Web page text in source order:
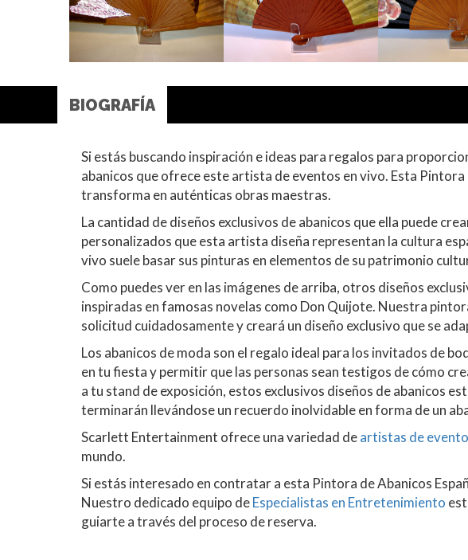
BIOGRAFÍA
Si estás buscando inspiración e ideas para regalos para
abanicos que ofrece este artista de eventos en vivo. Esta
transforma en auténticas obras maestras.
La cantidad de diseños exclusivos de abanicos que ella puede
personalizados que esta artista diseña representan la cultura
vivo suele basar sus pinturas en elementos de su patrimonio
Como puedes ver en las imágenes de arriba, otros diseños
inspiradas en famosas novelas como Don Quijote. Nuestra
solicitud cuidadosamente y creará un diseño exclusivo que se
Los abanicos de moda son el regalo ideal para los invitados de
en tu fiesta y permitir que las personas sean testigos de cómo
a tu stand de exposición, estos exclusivos diseños de abanicos
terminarán llevándose un recuerdo inolvidable en forma de un
Scarlett Entertainment ofrece una variedad deartistas de
mundo.
Si estás interesado en contratar a esta Pintora de Abanicos
Nuestro dedicado equipo deEspecialistas en Entretenimiento
guiarte a través del proceso de reserva.